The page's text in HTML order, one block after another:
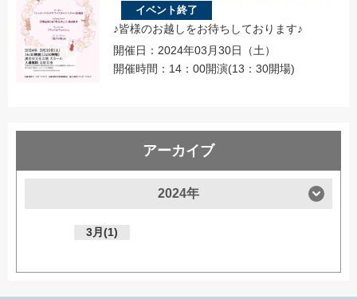
イベント終了
♪皆様のお越しをお待ちしております♪
開催日：2024年03月30日（土）
開催時間：14：00開演(13：30開場)
アーカイブ
2024年
3月(1)